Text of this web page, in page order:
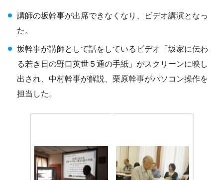
講師の坂幹事が出席できなくなり、ビデオ講演となっ
た。
坂幹事が講師として話をしているビデオ「坂家に伝わ
る若き日の野口英世５通の手紙」がスクリーンに映し
出され、中村幹事が解説、栗原幹事がパソコン操作を
担当した。